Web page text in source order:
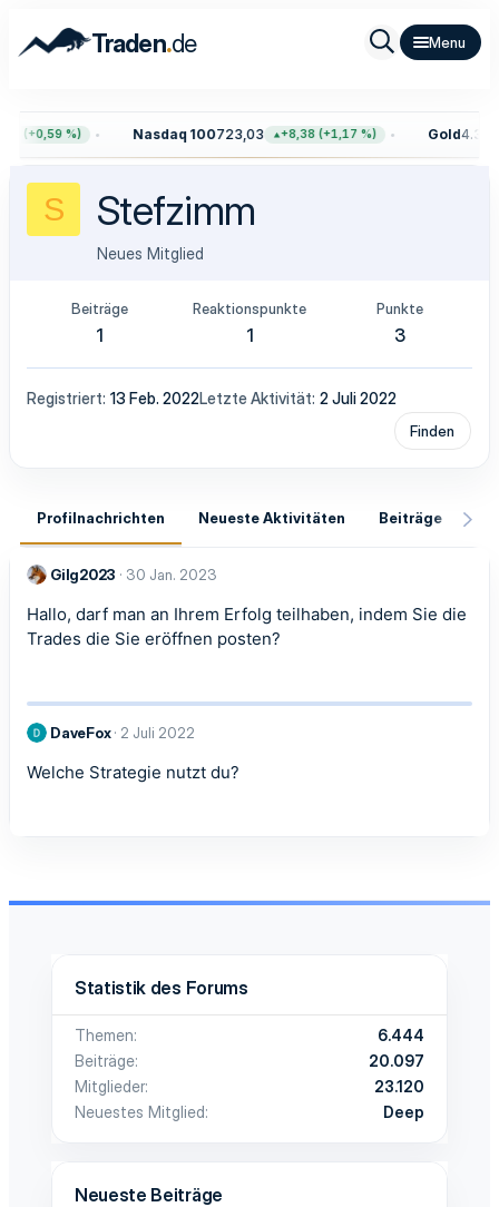
Traden.de
(+0,59 %) Nasdaq 100723,03 +8,38 (+1,17 %) Gold
S Stefzimm
Neues Mitglied
Beiträge
1
Reaktionspunkte
1
Punkte
3
Registriert 13 Feb. 2022Letzte Aktivität 2 Juli 2022
Finden
Profilnachrichten Neueste Aktivitäten Beiträge
Gilg2023 30 Jan. 2023
Hallo, darf man an Ihrem Erfolg teilhaben, indem Sie die
Trades die Sie eröffnen posten?
DaveFox 2 Juli 2022
Welche Strategie nutzt du?
Statistik des Forums
Themen
6.444
Beiträge
20.097
Mitglieder
23.120
Neuestes Mitglied
Deep
Neueste Beiträge